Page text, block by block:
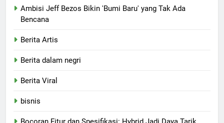
Ambisi Jeff Bezos Bikin 'Bumi Baru' yang Tak Ada
Bencana
Berita Artis
Berita dalam negri
Berita Viral
bisnis